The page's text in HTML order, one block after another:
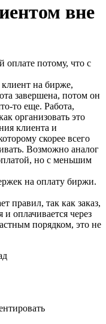
вне
оплате потому, что с
на бирже,
завершена, потом он
то еще. Работа,
организовать это
клиента и
скорее всего
Возможно аналог
но с меньшим
на оплату биржи.
правил, так как заказ,
оплачивается через
порядком, это не